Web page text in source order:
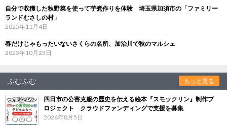
自分で収穫した秋野菜を使って芋煮作りを体験 埼玉県加須市の「ファミリー
ランドむさしの村」
2025年11月4日
春だけじゃもったいないさくらの名所、加治川で秋のマルシェ
2025年10月23日
ふむふむ もっと見る
四日市の公害克服の歴史を伝える絵本『スモックリン』制作プ
ロジェクト クラウドファンディングで支援を募集
2026年8月5日